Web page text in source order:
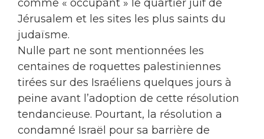
comme « occupant » le quartier juif de
Jérusalem et les sites les plus saints du
judaïsme.
Nulle part ne sont mentionnées les
centaines de roquettes palestiniennes
tirées sur des Israéliens quelques jours à
peine avant l’adoption de cette résolution
tendancieuse. Pourtant, la résolution a
condamné Israël pour sa barrière de